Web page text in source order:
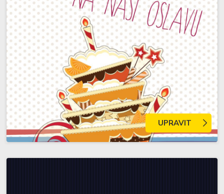
UPRAVIT